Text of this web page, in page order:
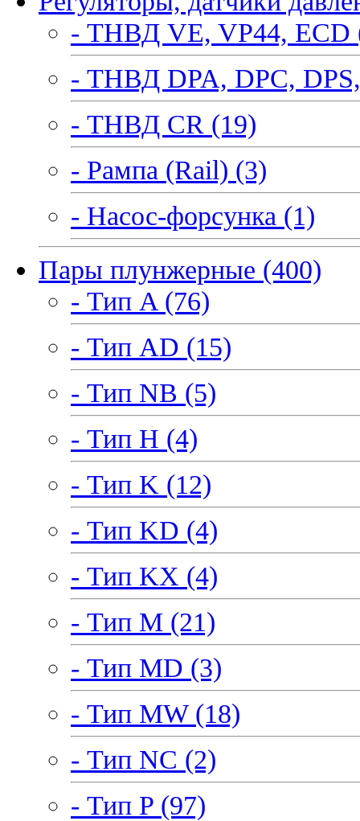
- ТНВД VE, VP44, ECD
- ТНВД DPA, DPC,
- ТНВД CR (19)
- Рампа (Rail) (3)
- Насос-форсунка (1)
Пары плунжерные (400)
- Тип A (76)
- Тип AD (15)
- Тип NB (5)
- Тип H (4)
- Тип K (12)
- Тип KD (4)
- Тип KX (4)
- Тип M (21)
- Тип MD (3)
- Тип MW (18)
- Тип NC (2)
- Тип P (97)